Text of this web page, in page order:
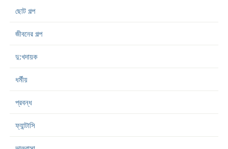
ছোট গল্প
জীবনের গল্প
দু:খদায়ক
ধর্মীয়
প্রবন্ধ
ফ্যান্টাসি